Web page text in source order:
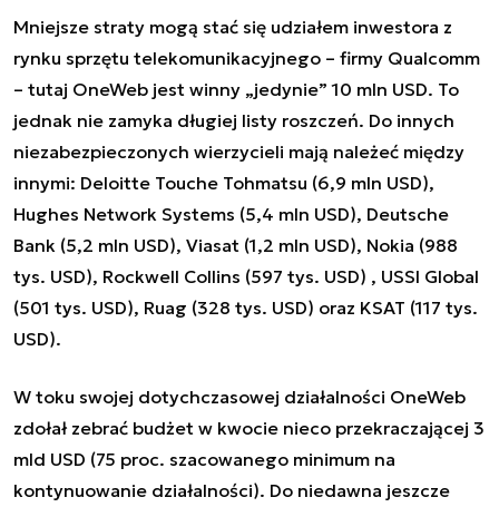
Mniejsze straty mogą stać się udziałem inwestora z
rynku sprzętu telekomunikacyjnego – firmy Qualcomm
– tutaj OneWeb jest winny „jedynie” 10 mln USD. To
jednak nie zamyka długiej listy roszczeń. Do innych
niezabezpieczonych wierzycieli mają należeć między
innymi: Deloitte Touche Tohmatsu (6,9 mln USD),
Hughes Network Systems (5,4 mln USD), Deutsche
Bank (5,2 mln USD), Viasat (1,2 mln USD), Nokia (988
tys. USD), Rockwell Collins (597 tys. USD) , USSI Global
(501 tys. USD), Ruag (328 tys. USD) oraz KSAT (117 tys.
USD).
W toku swojej dotychczasowej działalności OneWeb
zdołał zebrać budżet w kwocie nieco przekraczającej 3
mld USD (75 proc. szacowanego minimum na
kontynuowanie działalności). Do niedawna jeszcze